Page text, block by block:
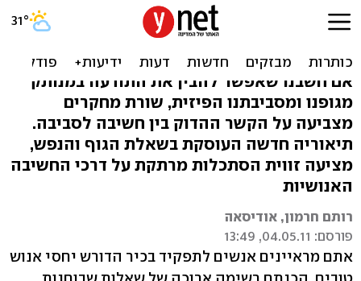
לגעת ברוח: האם התודעה
שלנו תלויה בגוף?
אם חשבנו שאפשר להבין את התודעה במנותק
מגופנו ומסביבתנו הפיזית, שורת מחקרים
מצביעה על הקשר ההדוק בין חשיבה לסביבה.
תיאוריה חדשה העוסקת בשאלת הגוף והנפש,
מציעה זווית הסתכלות מרתקת על דרכי החשיבה
האנושיות
רותם חרמון, אודיסאה
פורסם: 04.05.11, 13:49
אתם מראיינים אנשים לתפקיד בכיר הדורש יחסי אנוש